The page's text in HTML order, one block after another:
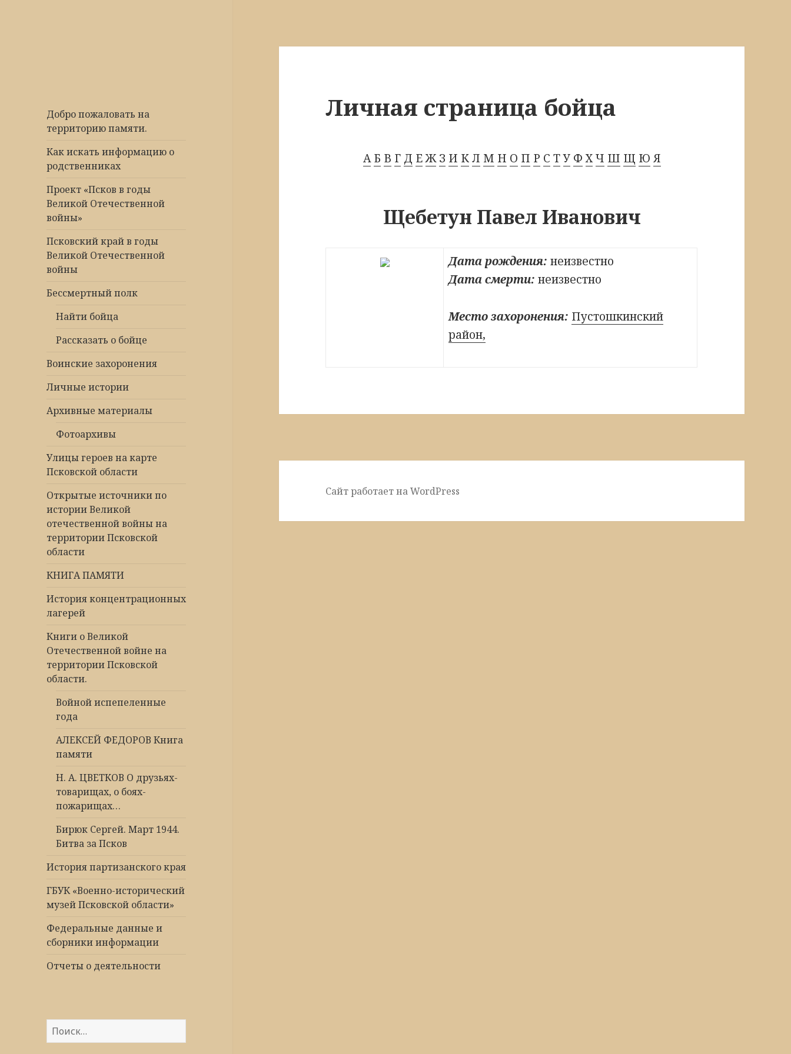
Добро пожаловать на
территорию памяти.
Как искать информацию о
родственниках
Проект «Псков в годы
Великой Отечественной
войны»
Псковский край в годы
Великой Отечественной
войны
Бессмертный полк
Найти бойца
Рассказать о бойце
Воинские захоронения
Личные истории
Архивные материалы
Фотоархивы
Улицы героев на карте
Псковской области
Открытые источники по
истории Великой
отечественной войны на
территории Псковской
области
КНИГА ПАМЯТИ
История концентрационных
лагерей
Книги о Великой
Отечественной войне на
территории Псковской
области.
Войной испепеленные
года
АЛЕКСЕЙ ФЕДОРОВ Книга
памяти
Н. А. ЦВЕТКОВ О друзьях-
товарищах, о боях-
пожарищах…
Бирюк Сергей. Март 1944.
Битва за Псков
История партизанского края
ГБУК «Военно-исторический
музей Псковской области»
Федеральные данные и
сборники информации
Отчеты о деятельности
Найти:
Личная страница бойца
А Б В Г Д ЕЖ З И К Л М Н О П Р С ТУ Ф Х Ч Ш Щ Ю Я
Щебетун Павел Иванович
Дата рождения: неизвестно
Дата смерти: неизвестно
Место захоронения: Пустошкинский
район,
Сайт работает на WordPress